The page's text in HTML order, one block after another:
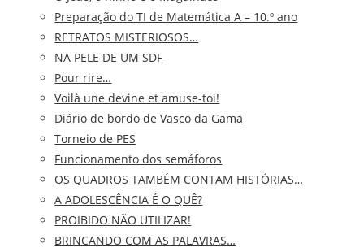
Preparação do TI de Matemática A – 10.º ano
RETRATOS MISTERIOSOS…
NA PELE DE UM SDF
Pour rire…
Voilà une devine et amuse-toi!
Diário de bordo de Vasco da Gama
Torneio de PES
Funcionamento dos semáforos
OS QUADROS TAMBÉM CONTAM HISTÓRIAS…
A ADOLESCÊNCIA É O QUÊ?
PROIBIDO NÃO UTILIZAR!
BRINCANDO COM AS PALAVRAS…